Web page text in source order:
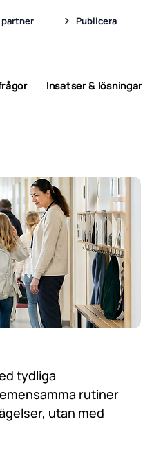
partner Publicera
Insatser & lösningar
tydliga
rutiner
utan med